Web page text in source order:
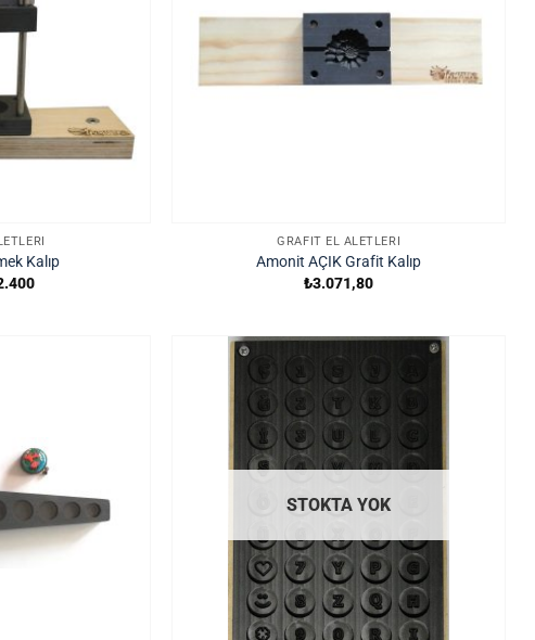
Kalıp
Şu
GRAFIT EL ALETLERI
Amonit AÇIK Grafit Kalıp
₺3.071,80
STOKTA YOK